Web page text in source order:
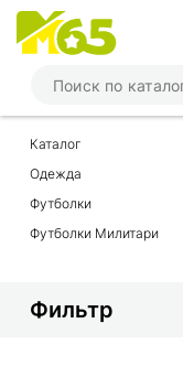
Каталог
Одежда
Футболки
Футболки Милитари
Фильтр